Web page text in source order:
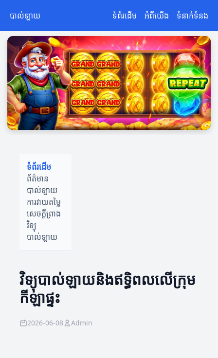
បាល់ឡាយ ទំព័រដើម អំពីយើង ទំនាក់ទំនង
ទំព័រដើម
ព័ត៌មាន
បាល់ឡាយ
ការវាយតម្លៃ
សេចក្តីព្រាង
វិទ្យុ
បាល់ឡាយ
វិទ្យុបាល់ឡាយនិងឥទ្ធិពលលើក្រុម
កីឡាផ្ទះ
2026-06-08 Admin